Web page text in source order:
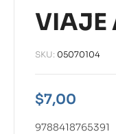
VIAJE
SKU: 05070104
$7,00
9788418765391